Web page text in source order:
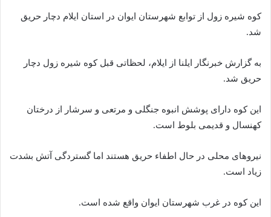
کوه شیره زول از توابع شهرستان ایوان در استان ایلام دچار حریق
شد.
به گزارش خبرنگار ایلنا از ایلام، لحظاتی قبل کوه شیره زول دچار
حریق شد.
این کوه دارای پوشش انبوه جنگلی و مرتعی و سرشار از درختان
کهنسال و قدیمی بلوط است.
نیروهای محلی در حال اطفاء حریق هستند اما گستردگی آتش بشدت
زیاد است.
این کوه در غرب شهرستان ایوان واقع شده است.